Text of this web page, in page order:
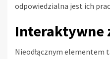
odpowiedzialna jest ich
Interaktywne
Nieodłącznym elementem